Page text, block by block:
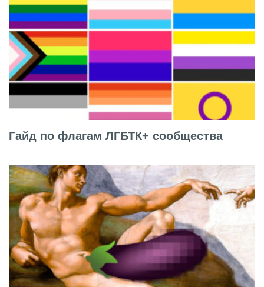
Гайд по флагам ЛГБТК+ сообщества